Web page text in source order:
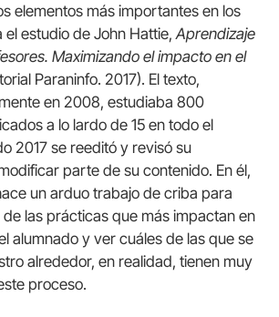
elementos más importantes en los
el estudio de John Hattie, Aprendizaje
Maximizando el impacto en el
Paraninfo. 2017). El texto,
en 2008, estudiaba 800
a lo lardo de 15 en todo el
2017 se reeditó y revisó su
parte de su contenido. En él,
un arduo trabajo de criba para
las prácticas que más impactan en
alumnado y ver cuáles de las que se
alrededor, en realidad, tienen muy
proceso.